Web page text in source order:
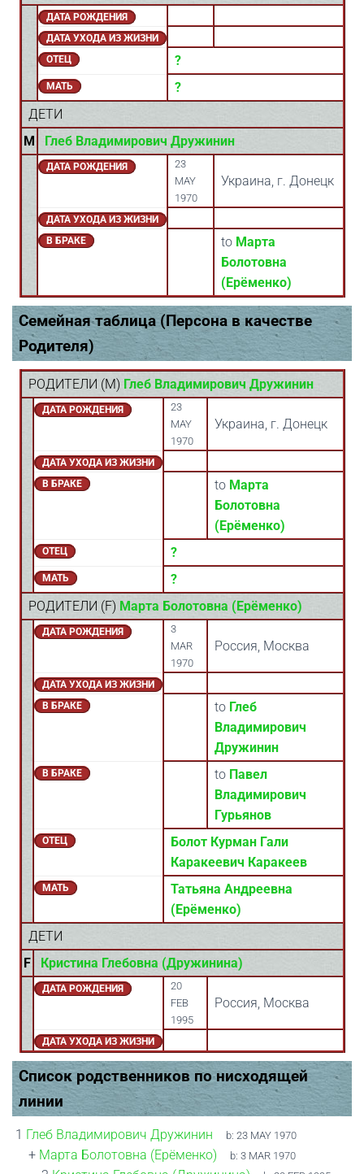
ДАТА РОЖДЕНИЯ
ДАТА УХОДА ИЗ ЖИЗНИ
ОТЕЦ
?
МАТЬ
?
ДЕТИ
M
Глеб Владимирович Дружинин
ДАТА РОЖДЕНИЯ
23
MAY
1970
Украина, г. Донецк
ДАТА УХОДА ИЗ ЖИЗНИ
В БРАКЕ
to Марта
Болотовна
(Ерёменко)
Семейная таблица (Персона в качестве
Родителя)
РОДИТЕЛИ (M) Глеб Владимирович Дружинин
ДАТА РОЖДЕНИЯ
23
MAY
1970
Украина, г. Донецк
ДАТА УХОДА ИЗ ЖИЗНИ
В БРАКЕ
to Марта
Болотовна
(Ерёменко)
ОТЕЦ ?
МАТЬ
?
РОДИТЕЛИ (F) Марта Болотовна (Ерёменко)
ДАТА РОЖДЕНИЯ
3
MAR
1970
Россия, Москва
ДАТА УХОДА ИЗ ЖИЗНИ
В БРАКЕ
to Глеб
Владимирович
Дружинин
В БРАКЕ to Павел
Владимирович
Гурьянов
ОТЕЦ
Болот Курман Гали
Каракеевич Каракеев
МАТЬ
Татьяна Андреевна
(Ерёменко)
ДЕТИ
F
Кристина Глебовна (Дружинина)
ДАТА РОЖДЕНИЯ
20
FEB
1995
Россия, Москва
ДАТА УХОДА ИЗ ЖИЗНИ
Список родственников по нисходящей
линии
1 Глеб Владимирович Дружинин b:23 MAY 1970
+ Марта Болотовна (Ерёменко) b:3 MAR 1970